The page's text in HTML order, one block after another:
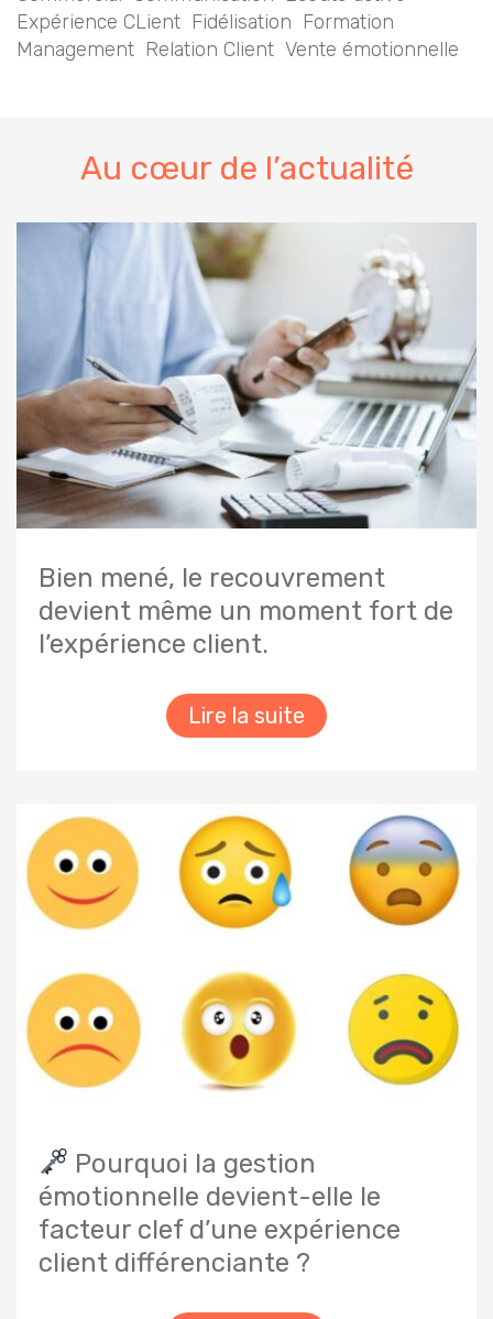
Expérience CLient Fidélisation Formation
Management Relation Client Vente émotionnelle
Au cœur de l’actualité
Bien mené, le recouvrement
devient même un moment fort de
l’expérience client.
Lire la suite
Pourquoi la gestion
émotionnelle devient-elle le
facteur clef d’une expérience
client différenciante ?